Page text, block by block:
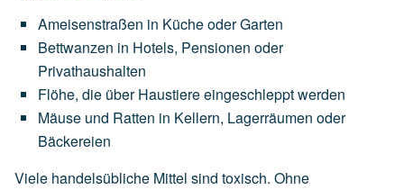
Ameisenstraßen in KücheoderGarten
Bettwanzen in Hotels, Pensionen oder
Privathaushalten
Flöhe, die über Haustiereeingeschlepptwerden
Mäuse und Ratten in Kellern, Lagerräumen oder
Bäckereien
Viele handelsübliche Mittel sind toxisch. Ohne